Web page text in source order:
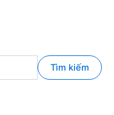
Tìm kiếm